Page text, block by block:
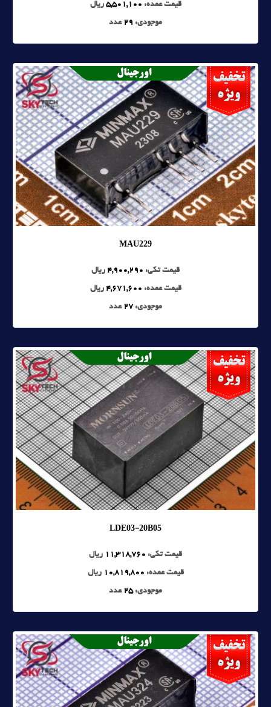
قیمت عمده: 5,501,100 ریال
موجودی: 29 عدد
MAU229
قیمت تکی: 4,900,290 ریال
قیمت عمده: 4,671,600 ریال
موجودی: 27 عدد
LDE03-20B05
قیمت تکی: 11,318,760 ریال
قیمت عمده: 10,819,800 ریال
موجودی:25 عدد